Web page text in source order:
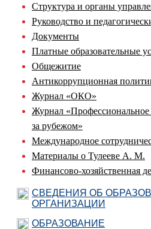
Структура и органы
Руководство и
Документы
Платные образовательные
Общежитие
Антикоррупционная
Журнал «ОКО»
Журнал «Профессиональное
за рубежом»
Международное
Материалы о Тулееве А. М.
Финансово-хозяйственная
СВЕДЕНИЯ ОБ
ОРГАНИЗАЦИИ
ОБРАЗОВАНИЕ